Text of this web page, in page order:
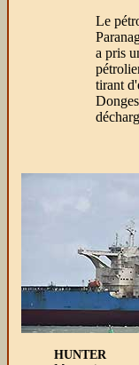
Le
a pris
tirant
HUNTER